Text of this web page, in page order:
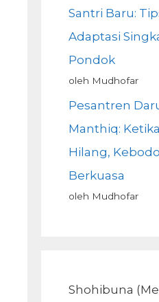
Santri Baru:
Adaptasi
Pondok
oleh Mudhofar
Pesantren
Manthiq:
Hilang,
Berkuasa
oleh Mudhofar
Shohibuna